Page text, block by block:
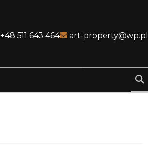
+48 511 643 464 art-property@wp.pl